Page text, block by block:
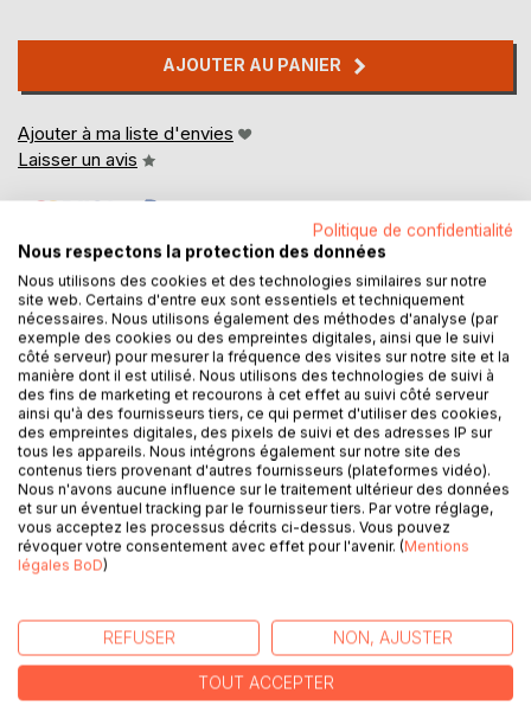
AJOUTER AU PANIER
Ajouter à ma liste d'envies
Laisser un avis
DESCRIPTION
« Rochelle engloutît sa pomme, son café. Mâcha ses
chewing-gums jusqu’à ce qu’ils devinssent une pâte molle
au goût écoeurant. Elle ouvrit la fenêtre et regarda loin
devant elle sans penser à rien d’autre qu’à cette bouffe
obsédante.
[…]
Elle essayait de respirer calmement mais rien n’y faisait.
Ses mains étaient
rouge sang. Rochelle ne sentait plus son corps… ou plutôt
elle n’en ressentait qu’une seule et unique partie. Un poids.
Politique de confidentialité
Nous respectons la protection des données
Nous utilisons des cookies et des technologies similaires sur notre
site web. Certains d'entre eux sont essentiels et techniquement
nécessaires. Nous utilisons également des méthodes d'analyse (par
exemple des cookies ou des empreintes digitales, ainsi que le suivi
côté serveur) pour mesurer la fréquence des visites sur notre site et la
manière dont il est utilisé. Nous utilisons des technologies de suivi à
des fins de marketing et recourons à cet effet au suivi côté serveur
ainsi qu'à des fournisseurs tiers, ce qui permet d'utiliser des cookies,
des empreintes digitales, des pixels de suivi et des adresses IP sur
tous les appareils. Nous intégrons également sur notre site des
contenus tiers provenant d'autres fournisseurs (plateformes vidéo).
Nous n'avons aucune influence sur le traitement ultérieur des données
et sur un éventuel tracking par le fournisseur tiers. Par votre réglage,
vous acceptez les processus décrits ci-dessus. Vous pouvez
révoquer votre consentement avec effet pour l'avenir. (Mentions
légales BoD)
REFUSER NON, AJUSTER
TOUT ACCEPTER